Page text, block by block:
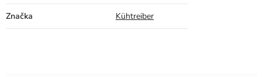
Značka Kühtreiber